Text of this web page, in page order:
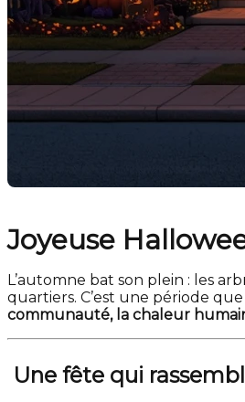
Joyeuse
L’automne bat son plein : les
quartiers. C’est une période
communauté, la chaleur
Une fête qui